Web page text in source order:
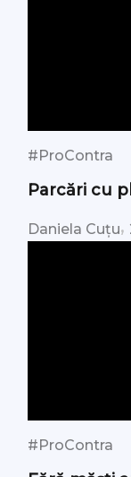
#ProContra
Parcări cu
Daniela Cuțu,
#ProContra